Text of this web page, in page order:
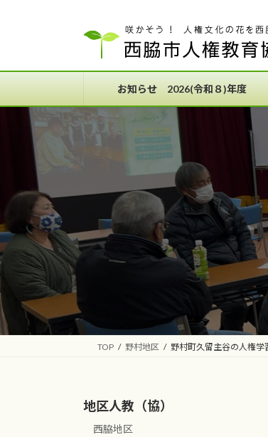
ツ
ス
シ
ン
お知らせ 2026(令和８)年度
TOP 野村地区 野村町久留主谷の人権学
地区人教（協）
西脇地区